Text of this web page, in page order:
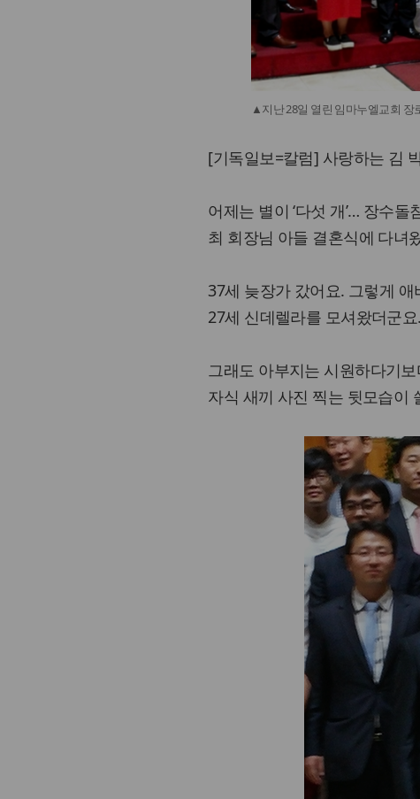
▲지난 28일 열린 임마누엘교회 장
[기독일보=칼럼] 사랑하는 김
어제는 별이 ‘다섯 개’… 장수돌
최 회장님 아들 결혼식에 다녀
37세 늦장가 갔어요. 그렇게
27세 신데렐라를 모셔왔더군요.
그래도 아부지는 시원하다기
자식 새끼 사진 찍는 뒷모습이